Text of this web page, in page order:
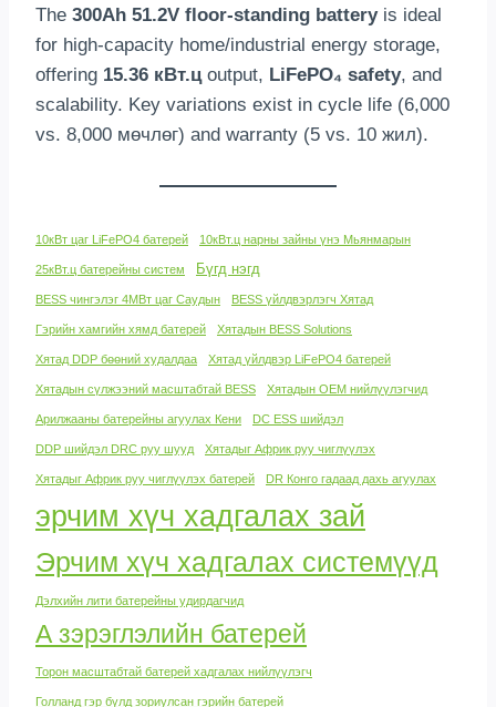
The 300Ah 51.2V floor-standing battery is ideal
for high-capacity home/industrial energy storage,
offering 15.36 кВт.ц output, LiFePO₄ safety, and
scalability. Key variations exist in cycle life (6,000
vs. 8,000 мөчлөг) and warranty (5 vs. 10 жил).
10кВт цаг LiFePO4 батерей 10кВт.ц нарны зайны үнэ Мьянмарын
25кВт.ц батерейны систем Бүгд нэгд
BESS чингэлэг 4МВт цаг Саудын BESS үйлдвэрлэгч Хятад
Гэрийн хамгийн хямд батерей Хятадын BESS Solutions
Хятад DDP бөөний худалдаа Хятад үйлдвэр LiFePO4 батерей
Хятадын сүлжээний масштабтай BESS Хятадын OEM нийлүүлэгчид
Арилжааны батерейны агуулах Кени DC ESS шийдэл
DDP шийдэл DRC руу шууд Хятадыг Африк руу чиглүүлэх
Хятадыг Африк руу чиглүүлэх батерей DR Конго гадаад дахь агуулах
эрчим хүч хадгалах зай
Эрчим хүч хадгалах системүүд
Дэлхийн лити батерейны удирдагчид
А зэрэглэлийн батерей
Торон масштабтай батерей хадгалах нийлүүлэгч
Голланд гэр бүлд зориулсан гэрийн батерей